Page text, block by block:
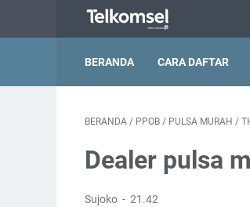
BERANDA CARA DAFTAR
BERANDA / PPOB / PULSA MURAH /
Dealer pulsa
Sujoko 21.42